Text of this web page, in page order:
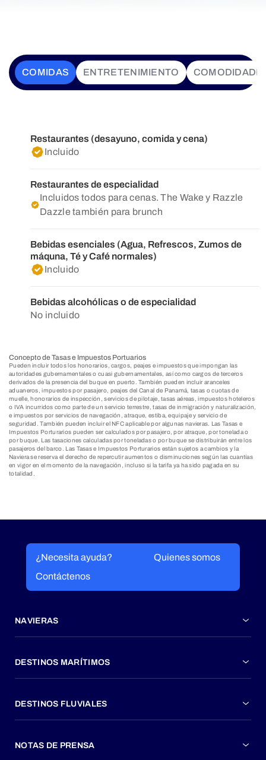
COMIDAS ENTRETENIMIENTO
Restaurantes (desayuno, comida y cena)
Incluido
Restaurantes de especialidad
Incluidos todos para cenas. The Wake y Razzle
Dazzle también para brunch
Bebidas esenciales (Agua, Refrescos, Zumos de
máquna, Té y Café normales)
Incluido
Bebidas alcohólicas o de especialidad
No incluido
Concepto de Tasas e Impuestos Portuarios
Pueden incluir todos los honorarios, cargos, peajes e impuestos que impongan las
autoridades gubernamentales o cuasi gubernamentales, así como cargos de terceros
derivados de la presencia del buque en puerto. También pueden incluir aranceles
aduaneros, impuestos por pasajero, peajes del Canal de Panamá, tasas o cuotas de
muelle, honorarios de inspección, servicios de pilotaje, tasas aéreas, impuestos hoteleros
o IVA incurridos como parte de un servicio terrestre, tasas de inmigración y naturalización,
e impuestos por servicios de navegación, atraque, estiba, equipaje y servicio de
seguridad. También pueden incluir el NFC aplicable por algunas navieras. Las Tasas e
Impuestos Porturarios pueden ser calculados por pasajero, por atraque, por tonelada o
por buque. Las tasaciones calculadas por toneladas o por buque se distribuirán entre los
pasajeros del barco. Las Tasas e Impuestos Porturarios están sujetos a cambios y la
Naviera se reserva el derecho de repercutir aumentos o disminuciones según las cuantías
en vigor en el momento de la navegación, incluso si la tarifa ya ha sido pagada en su
totalidad.
¿Necesita ayuda?
Quienes somos
Contáctenos
NAVIERAS
DESTINOS MARÍTIMOS
DESTINOS FLUVIALES
NOTAS DE PRENSA